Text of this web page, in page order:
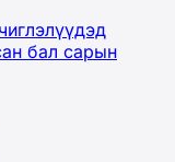
бал сарын